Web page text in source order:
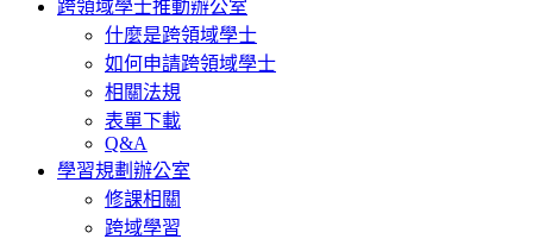
跨領域學士推動辦公室
什麼是跨領域學士
如何申請跨領域學士
相關法規
表單下載
Q&A
學習規劃辦公室
修課相關
跨域學習